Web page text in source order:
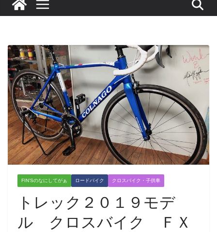
FIN'Sのなにしてがぁ ロードバイク クロスバイク・子供車
トレック２０１９モデ
ル クロスバイク ＦＸ